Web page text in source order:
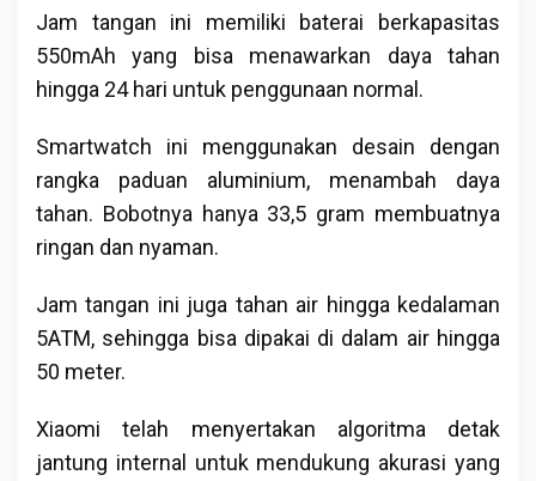
Jam tangan ini memiliki baterai berkapasitas
550mAh yang bisa menawarkan daya tahan
hingga 24 hari untuk penggunaan normal.
Smartwatch ini menggunakan desain dengan
rangka paduan aluminium, menambah daya
tahan. Bobotnya hanya 33,5 gram membuatnya
ringan dan nyaman.
Jam tangan ini juga tahan air hingga kedalaman
5ATM, sehingga bisa dipakai di dalam air hingga
50 meter.
Xiaomi telah menyertakan algoritma detak
jantung internal untuk mendukung akurasi yang